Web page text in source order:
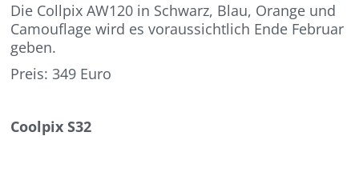
Die Collpix AW120 in Schwarz, Blau, Orange und
Camouflage wird es voraussichtlich Ende Februar
geben.
Preis: 349 Euro
Coolpix S32